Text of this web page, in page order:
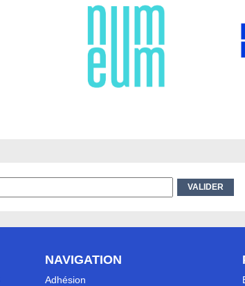
NAVIGATION
Adhésion